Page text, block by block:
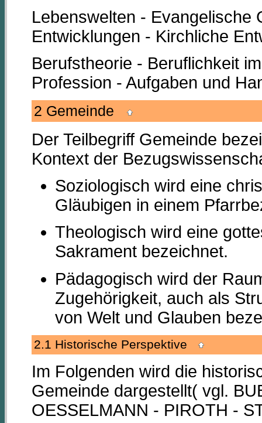
Lebenswelten - Evangelische
Entwicklungen - Kirchliche
Berufstheorie - Beruflichkeit
Profession - Aufgaben und
2 Gemeinde
Der Teilbegriff Gemeinde
Kontext der
Soziologisch wird eine
Gläubigen in einem
Theologisch wird eine
Sakrament bezeichnet.
Pädagogisch wird der
Zugehörigkeit, auch als
von Welt und Glauben
2.1 Historische Perspektive
Im Folgenden wird die
Gemeinde dargestellt( vgl.
OESSELMANN - PIROTH -